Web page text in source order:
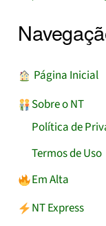
︎ Página Inicial
Sobre o NT
Política de
Termos de Uso
Em Alta
NT Express